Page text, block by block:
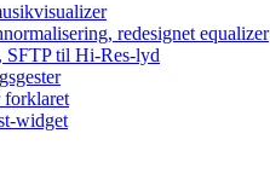
redesignet equalizer
SFTP til Hi-Res-lyd
forklaret
widget